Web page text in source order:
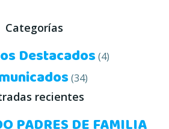
Categorías
Destacados(4)
(34)
recientes